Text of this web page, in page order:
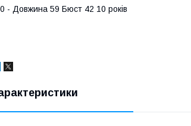
- Довжина 59 Бюст 42 10 років